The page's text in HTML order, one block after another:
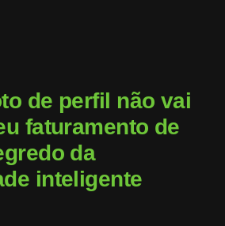
de perfil não vai
faturamento de
da
inteligente